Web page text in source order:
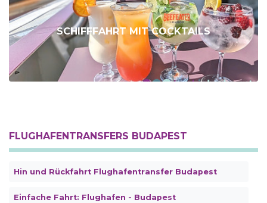
SCHIFFFAHRT MIT COCKTAILS
FLUGHAFENTRANSFERS BUDAPEST
Hin und Rückfahrt Flughafentransfer Budapest
Einfache Fahrt: Flughafen - Budapest